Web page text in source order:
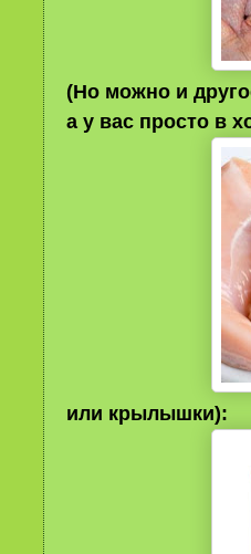
(Но можно и
а у вас просто в
или крылышки):